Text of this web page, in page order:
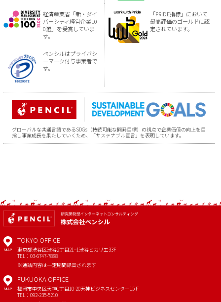
経済産業省「新・ダイ
バーシティ経営企業10
0選」を受賞していま
す。
「PRIDE指標」において
最高評価のゴールドに認
定されています。
ペンシルはプライバシ
ーマーク付与事業者で
す。
グローバルな共通言語であるSDGs（持続可能な開発目標）の視点で企業価値の向上を目
指し事業成長を果たしていくため、「サステナブル宣言」を表明しています。
MAP
TOKYO OFFICE
東京都渋谷区渋谷2丁目21−1渋谷ヒカリエ33F
TEL：03-6747-7888
※通話内容は一定期間録音されます
MAP
FUKUOKA OFFICE
福岡市中央区天神1丁目10-20天神ビジネスセンター15Ｆ
TEL：092-235-5210